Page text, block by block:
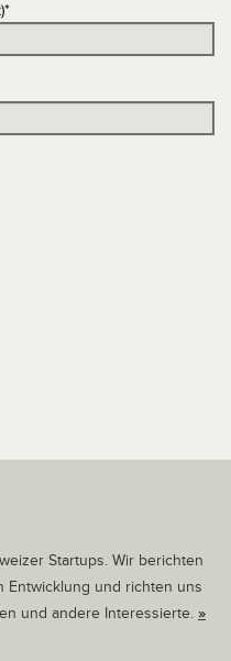
*
Startups. Wir berichten
und richten uns
und andere Interessierte. »